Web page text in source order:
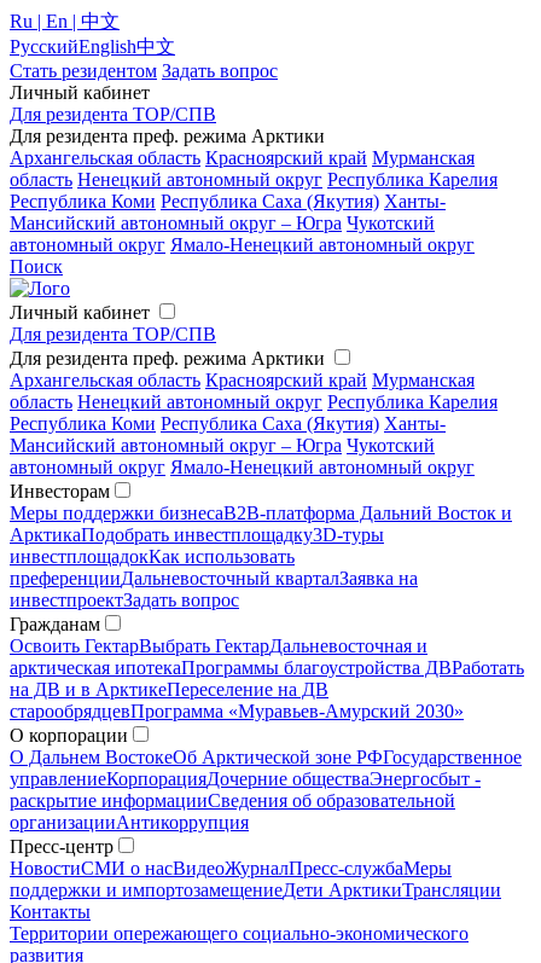
Ru | En | 中文
РусскийEnglish中文
Стать резидентом Задать вопрос
Личный кабинет
Для резидента ТОР/СПВ
Для резидента преф. режима Арктики
Архангельская область Красноярский край Мурманская
область Ненецкий автономный округ Республика Карелия
Республика Коми Республика Саха (Якутия) Ханты-
Мансийский автономный округ – Югра Чукотский
автономный округ Ямало-Ненецкий автономный округ
Поиск
Личный кабинет
Для резидента ТОР/СПВ
Для резидента преф. режима Арктики
Архангельская область Красноярский край Мурманская
область Ненецкий автономный округ Республика Карелия
Республика Коми Республика Саха (Якутия) Ханты-
Мансийский автономный округ – Югра Чукотский
автономный округ Ямало-Ненецкий автономный округ
Инвесторам
Меры поддержки бизнесаB2B-платформа Дальний Восток и
АрктикаПодобрать инвестплощадку3D-туры
инвестплощадокКак использовать
преференцииДальневосточный кварталЗаявка на
инвестпроектЗадать вопрос
Гражданам
Освоить ГектарВыбрать ГектарДальневосточная и
арктическая ипотекаПрограммы благоустройства ДВРаботать
на ДВ и в АрктикеПереселение на ДВ
старообрядцевПрограмма «Муравьев-Амурский 2030»
О корпорации
О Дальнем ВостокеОб Арктической зоне РФГосударственное
управлениеКорпорацияДочерние обществаЭнергосбыт -
раскрытие информацииСведения об образовательной
организацииАнтикоррупция
Пресс-центр
НовостиСМИ о насВидеоЖурналПресс-службаМеры
поддержки и импортозамещениеДети АрктикиТрансляции
Контакты
Территории опережающего социально-экономического
развития